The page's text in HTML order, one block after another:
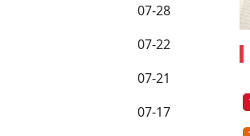
07-28
07-22
07-21
07-17